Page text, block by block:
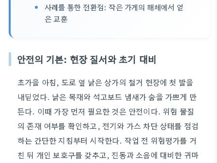
사례를 통한 전환점: 작은 가게의 해체에서 얻
은 교훈
안전의 기본: 현장 질서와 초기 대비
초가을 아침, 도로 옆 낡은 상가의 철거 현장에 첫 발을
내딛었다. 낡은 목재와 석고보드 냄새가 숨을 가쁘게 만
든다. 이때 가장 먼저 필요한 것은 안전이다. 위험 물질
의 존재 여부를 확인하고, 전기와 가스 차단 상태를 점검
하는 간단한 지침부터 시작한다. 작업 전 위험평가를 거
친 뒤 개인 보호구를 갖추고, 진동과 소음에 대비한 귀마